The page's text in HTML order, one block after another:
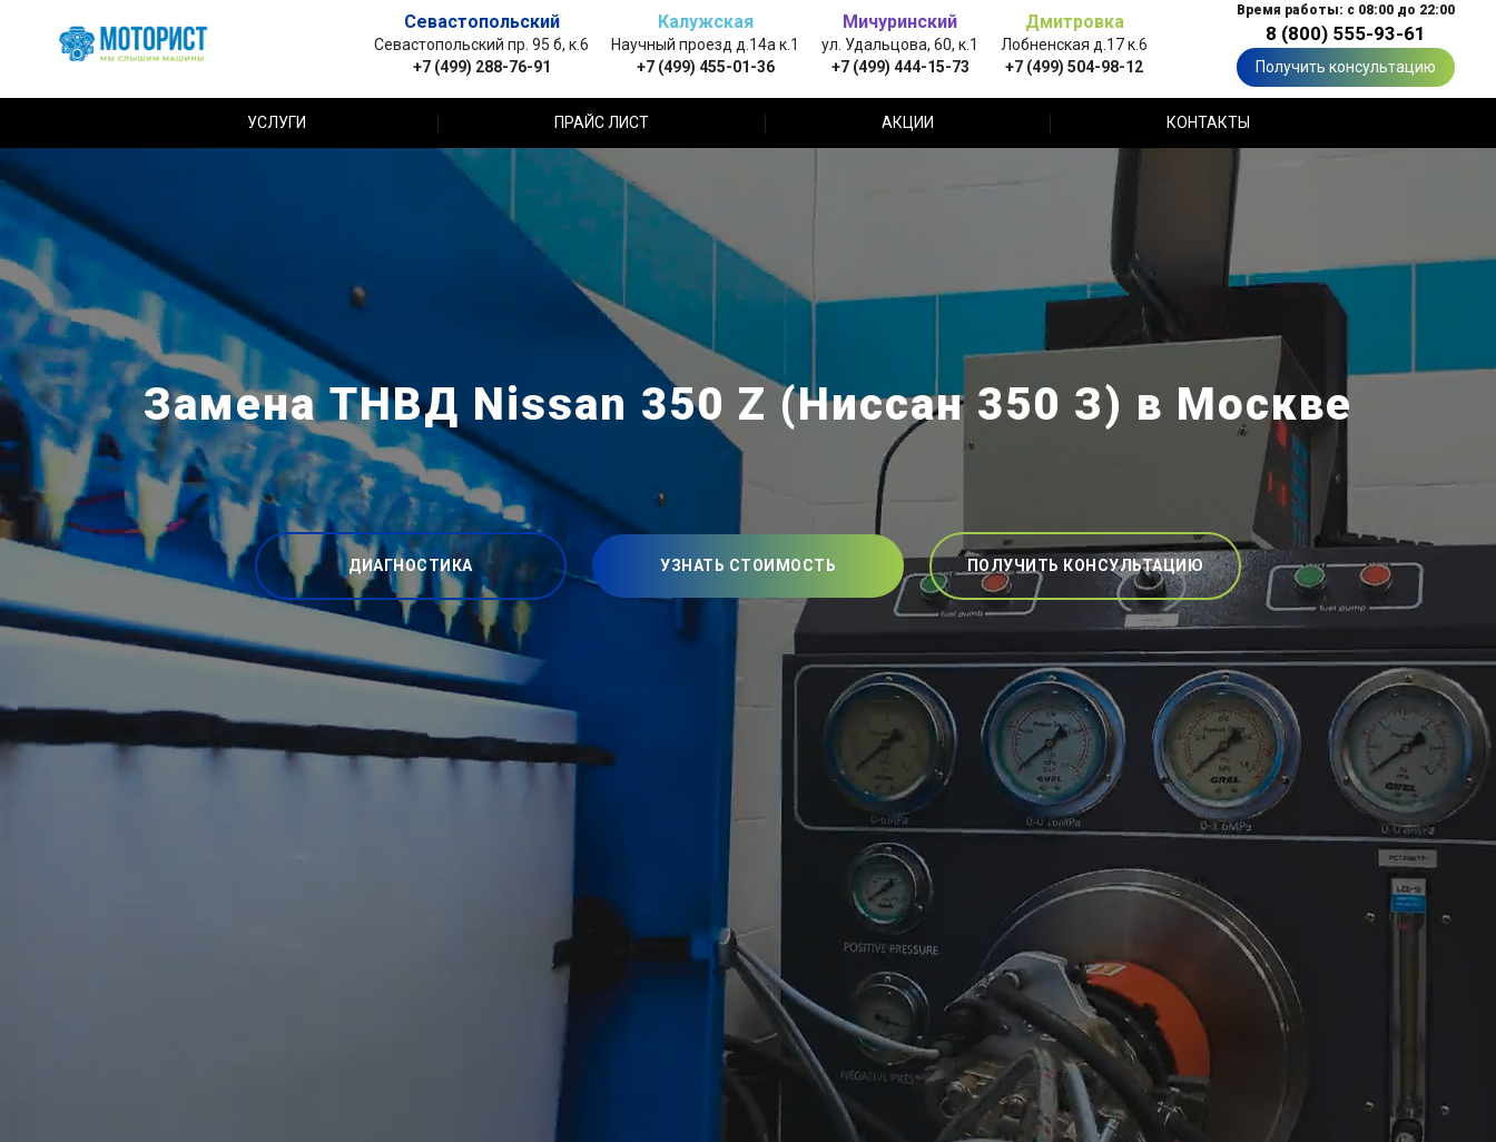
Севастопольский
Севастопольский пр. 95 б, к.6
+7 (499) 288-76-91
Калужская
Научный проезд д.14а к.1
+7 (499) 455-01-36
Мичуринский
ул. Удальцова, 60, к.1
+7 (499) 444-15-73
Дмитровка
Лобненская д.17 к.6
+7 (499) 504-98-12
Время работы: с 08:00 до 22:00
8 (800) 555-93-61
Получить консультацию
УСЛУГИ ПРАЙС ЛИСТ АКЦИИ КОНТАКТЫ
Замена ТНВД Nissan 350 Z (Ниссан 350 З) в Москве
ДИАГНОСТИКА УЗНАТЬ СТОИМОСТЬ ПОЛУЧИТЬ КОНСУЛЬТАЦИЮ